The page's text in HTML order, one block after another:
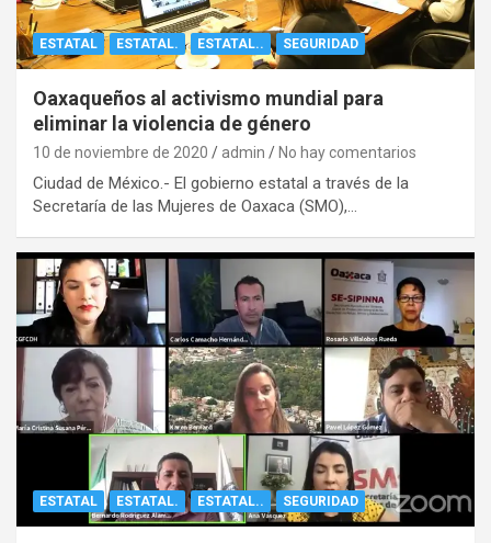
ESTATAL ESTATAL. ESTATAL.. SEGURIDAD
Oaxaqueños al activismo mundial para
eliminar la violencia de género
10 de noviembre de 2020 admin No hay comentarios
Ciudad de México.- El gobierno estatal a través de la
Secretaría de las Mujeres de Oaxaca (SMO),…
ESTATAL ESTATAL. ESTATAL.. SEGURIDAD